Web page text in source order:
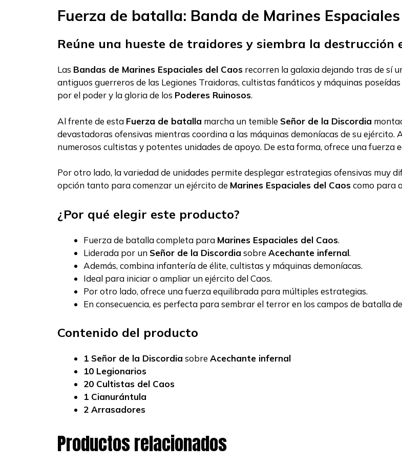
Fuerza de batalla: Banda de Marines
Reúne una hueste de traidores y siembra la destrucción
Las Bandas de Marines Espaciales del Caos recorren la galaxia dejando tras de sí
antiguos guerreros de las Legiones Traidoras, cultistas fanáticos y máquinas
por el poder y la gloria de los Poderes Ruinosos.
Al frente de esta Fuerza de batalla marcha un temible Señor de la Discordia
devastadoras ofensivas mientras coordina a las máquinas demoníacas de su ejército.
numerosos cultistas y potentes unidades de apoyo. De esta forma, ofrece una
Por otro lado, la variedad de unidades permite desplegar estrategias ofensivas muy
opción tanto para comenzar un ejército de Marines Espaciales del Caoscomo para
¿Por qué elegir este producto?
Fuerza de batalla completa para Marines Espaciales del Caos.
Liderada por un Señor de la Discordia sobre Acechante infernal.
Además, combina infantería de élite, cultistas y máquinas demoníacas.
Ideal para iniciar o ampliar un ejército del Caos.
Por otro lado, ofrece una fuerza equilibrada para múltiples estrategias.
En consecuencia, es perfecta para sembrar el terror en los campos de batalla
Contenido del producto
1 Señor de la Discordia sobre Acechante infernal
10 Legionarios
20 Cultistas del Caos
1 Cianurántula
2 Arrasadores
Productos relacionados